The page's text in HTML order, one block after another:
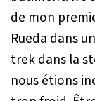
de mon
Rueda dans
trek dans la
nous étions